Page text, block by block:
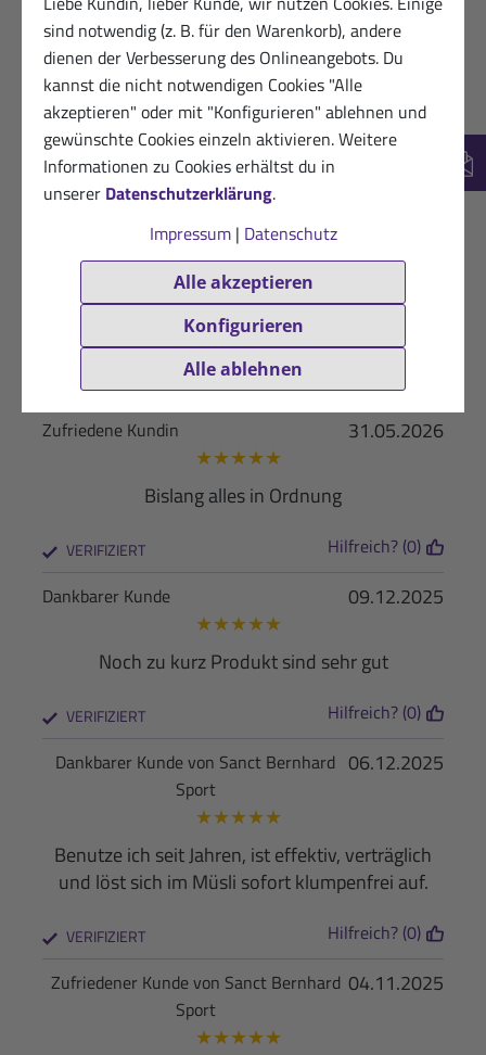
sind notwendig (z. B. für den Warenkorb), andere
dienen der Verbesserung des Onlineangebots. Du
kannst die nicht notwendigen Cookies "Alle
akzeptieren" oder mit "Konfigurieren" ablehnen und
gewünschte Cookies einzeln aktivieren. Weitere
Informationen zu Cookies erhältst du in
unserer Datenschutzerklärung.
Impressum| Datenschutz
Alle akzeptieren
Konfigurieren
Alle ablehnen
Deutsch(85)
English(2)
03.06.2026
Zufriedener Kunde
★★★★★
Sehr gut....
VERIFIZIERT
31.05.2026
Zufriedene Kundin
★★★★★
Bislang alles in Ordnung
VERIFIZIERT Hilfreich? (0)
09.12.2025
Dankbarer Kunde
★★★★★
Noch zu kurz Produkt sind sehr gut
VERIFIZIERT Hilfreich? (0)
06.12.2025
Dankbarer Kunde von Sanct Bernhard
Sport
★★★★★
Benutze ich seit Jahren, ist effektiv, verträglich
und löst sich im Müsli sofort klumpenfrei auf.
VERIFIZIERT Hilfreich? (0)
04.11.2025
Zufriedener Kunde von Sanct Bernhard
Sport
★★★★★